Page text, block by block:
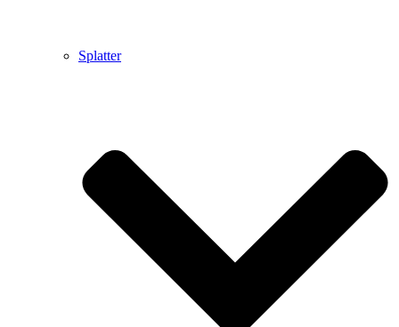
Splatter